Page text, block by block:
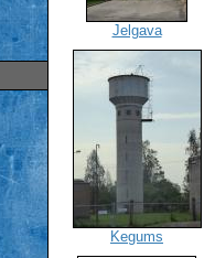
Jelgava
Kegums